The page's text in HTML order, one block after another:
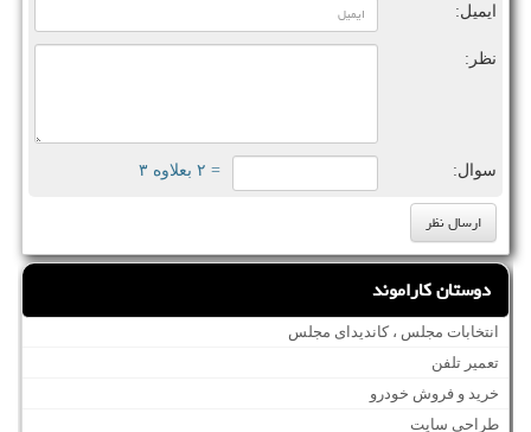
ایمیل:
نظر:
سوال: = ۲ بعلاوه ۳
دوستان کاراموند
انتخابات مجلس ، کاندیدای مجلس
تعمیر تلفن
خرید و فروش خودرو
طراحی سایت